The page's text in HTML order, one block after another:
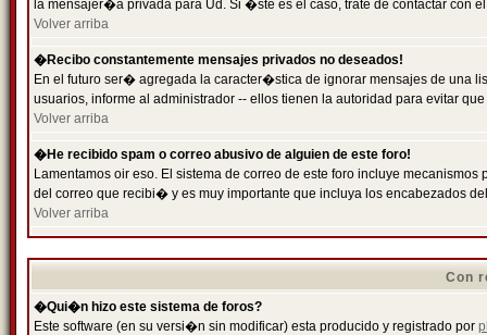
la mensajer�a privada para Ud. Si �ste es el caso, trate de contactar con
Volver arriba
�Recibo constantemente mensajes privados no deseados!
En el futuro ser� agregada la caracter�stica de ignorar mensajes de una
usuarios, informe al administrador -- ellos tienen la autoridad para evitar
Volver arriba
�He recibido spam o correo abusivo de alguien de este foro!
Lamentamos oir eso. El sistema de correo de este foro incluye
del correo que recibi� y es muy importante que incluya los encabezados
Volver arriba
Con
�Qui�n hizo este sistema de foros?
Este software (en su versi�n sin modificar) esta producido y registrado por